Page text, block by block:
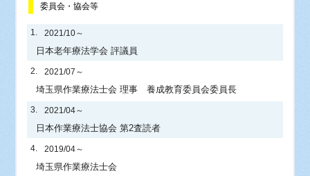
委員会・協会等
1. 2021/10～
日本老年療法学会 評議員
2. 2021/07～
埼玉県作業療法士会 理事 養成教育委員会委員長
3. 2021/04～
日本作業療法士協会 第2査読者
4. 2019/04～
埼玉県作業療法士会